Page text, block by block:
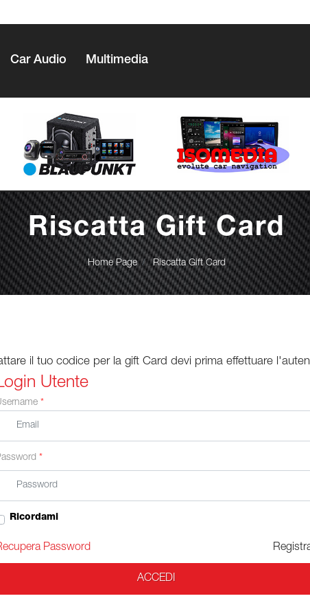
Car Audio Multimedia
Riscatta Gift Card
Home Page Riscatta Gift Card
il tuo codice per la gift Card devi prima effettuare
Utente
*
*
Ricordami
Password